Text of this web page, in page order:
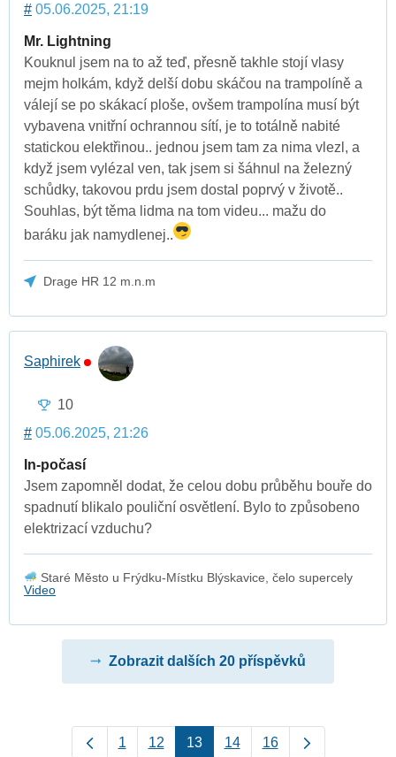
# 05.06.2025, 21:19
Mr. Lightning
Kouknul jsem na to až teď, přesně takhle stojí vlasy
mejm holkám, když delší dobu skáčou na trampolíně a
válejí se po skákací ploše, ovšem trampolína musí být
vybavena vnitřní ochrannou sítí, je to totálně nabité
statickou elektřinou.. jednou jsem tam za nima vlezl, a
když jsem vylézal ven, tak jsem si šáhnul na železný
schůdky, takovou prdu jsem dostal poprvý v životě..
Souhlas, být těma lidma na tom videu... mažu do
baráku jak namydlenej..
Drage HR 12 m.n.m
Saphirek
10
# 05.06.2025, 21:26
In-počasí
Jsem zapomněl dodat, že celou dobu průběhu bouře do
spadnutí blikalo pouliční osvětlení. Bylo to způsobeno
elektrizací vzduchu?
Staré Město u Frýdku-Místku Blýskavice, čelo supercely
Video
Zobrazit dalších 20 příspěvků
1 12 13 14 16